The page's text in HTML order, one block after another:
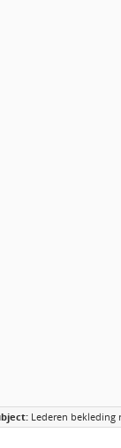
Lederen bekleding